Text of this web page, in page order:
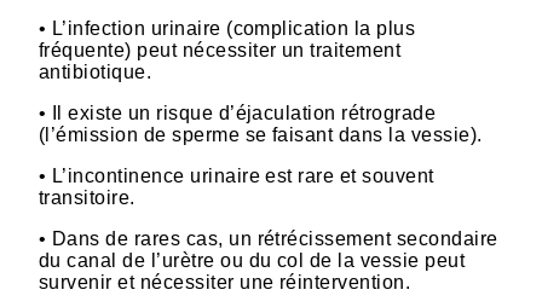
• L’infection urinaire (complication la plus
fréquente) peut nécessiter un traitement
antibiotique.
• Il existe un risque d’éjaculation rétrograde
(l’émission de sperme se faisant dans la vessie).
• L’incontinence urinaire est rare et souvent
transitoire.
• Dans de rares cas, un rétrécissement secondaire
du canal de l’urètre ou du col de la vessie peut
survenir et nécessiter une réintervention.